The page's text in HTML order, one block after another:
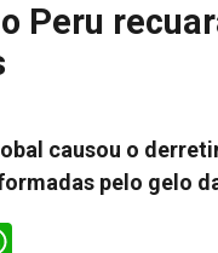
Peru
causou o
pelo gelo